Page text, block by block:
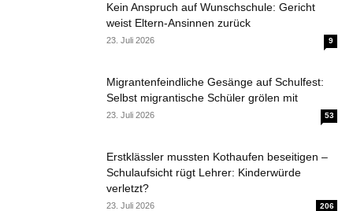
Kein Anspruch auf Wunschschule: Gericht
weist Eltern-Ansinnen zurück
23. Juli 2026 9
Migrantenfeindliche Gesänge auf Schulfest:
Selbst migrantische Schüler grölen mit
23. Juli 2026 53
Erstklässler mussten Kothaufen beseitigen –
Schulaufsicht rügt Lehrer: Kinderwürde
verletzt?
23. Juli 2026 206